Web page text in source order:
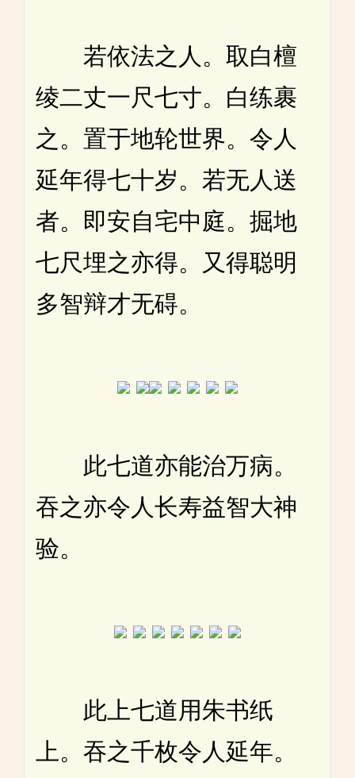
若依法之人。取白檀
绫二丈一尺七寸。白练裹
之。置于地轮世界。令人
延年得七十岁。若无人送
者。即安自宅中庭。掘地
七尺埋之亦得。又得聪明
多智辩才无碍。
此七道亦能治万病。
吞之亦令人长寿益智大神
验。
此上七道用朱书纸
上。吞之千枚令人延年。